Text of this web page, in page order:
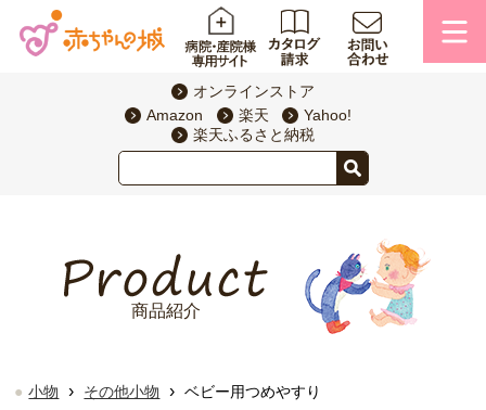
オンラインストア
Amazon
楽天
Yahoo!
楽天ふるさと納税
商品紹介
小物 › その他小物 › ベビー用つめやすり